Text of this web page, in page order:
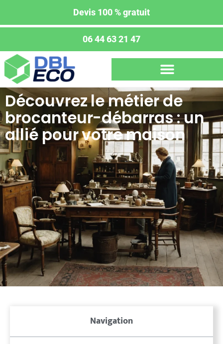
Devis 100 % gratuit
06 44 63 21 47
Découvrez le métier de
brocanteur-débarras : un
allié pour votre maison
Navigation